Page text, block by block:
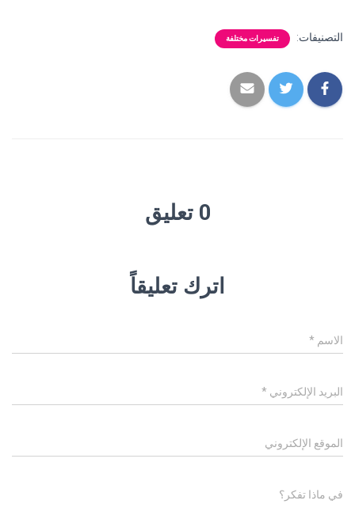
التصنيفات: تفسيرات مختلفة
0 تعليق
اترك تعليقاً
الاسم *
البريد الإلكتروني *
الموقع الإلكتروني
في ماذا تفكر؟